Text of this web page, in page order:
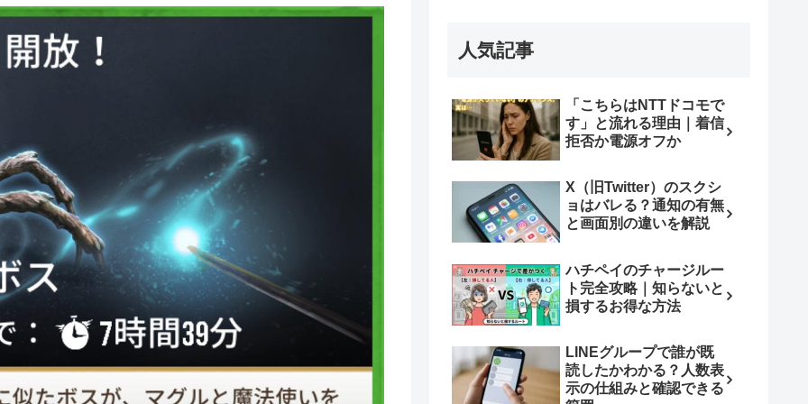
人気記事
「こちらはNTTドコモで
す」と流れる理由｜着信
拒否か電源オフか
X（旧Twitter）のスクシ
ョはバレる？通知の有無
と画面別の違いを解説
ハチペイのチャージルー
ト完全攻略｜知らないと
損するお得な方法
LINEグループで誰が既
読したかわかる？人数表
示の仕組みと確認できる